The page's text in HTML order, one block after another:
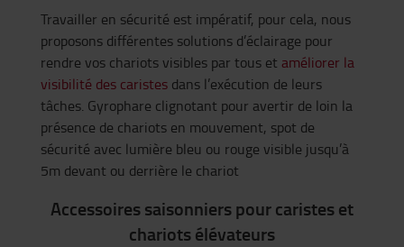
Travailler en sécurité est impératif, pour cela, nous
proposons différentes solutions d’éclairage pour
rendre vos chariots visibles par tous et améliorer la
visibilité des caristes dans l’exécution de leurs
tâches. Gyrophare clignotant pour avertir de loin la
présence de chariots en mouvement, spot de
sécurité avec lumière bleu ou rouge visible jusqu’à
5m devant ou derrière le chariot
Accessoires saisonniers pour caristes et
chariots élévateurs